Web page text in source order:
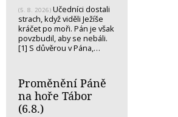
(5. 8. 2026) Učedníci dostali
strach, když viděli Ježíše
kráčet po moři. Pán je však
povzbudil, aby se nebáli.
[1] S důvěrou v Pána,…
Proměnění Páně
na hoře Tábor
(6.8.)